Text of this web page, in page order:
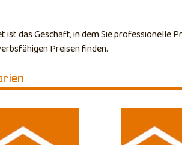
ist das Geschäft, in dem Sie professionelle
Preisen finden.